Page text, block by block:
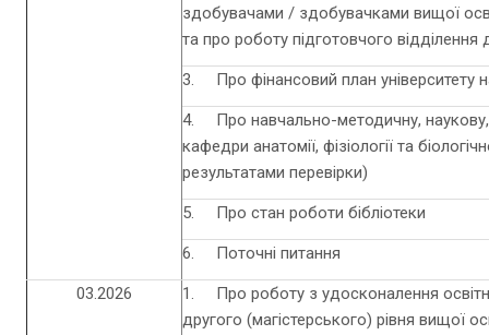
здобувачами / здобувачками вищої
та про роботу підготовчого
3. Про фінансовий план університету
4. Про навчально-методичну, наукову,
кафедри анатомії, фізіології та
результатами перевірки)
5. Про стан роботи бібліотеки
6. Поточні питання
03.2026
1. Про роботу з удосконалення
другого (магістерського) рівня вищої